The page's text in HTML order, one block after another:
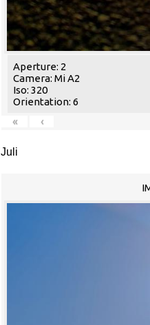
Aperture: 2
Camera: Mi A2
Iso: 320
Orientation: 6
«
‹
Juli